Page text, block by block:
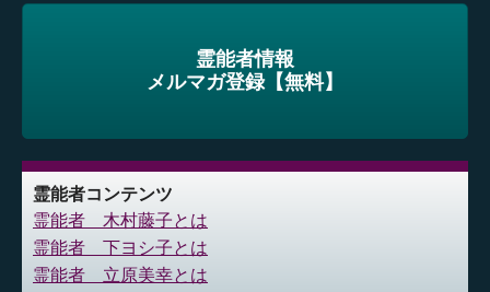
霊能者情報
メルマガ登録【無料】
霊能者コンテンツ
霊能者 木村藤子とは
霊能者 下ヨシ子とは
霊能者 立原美幸とは